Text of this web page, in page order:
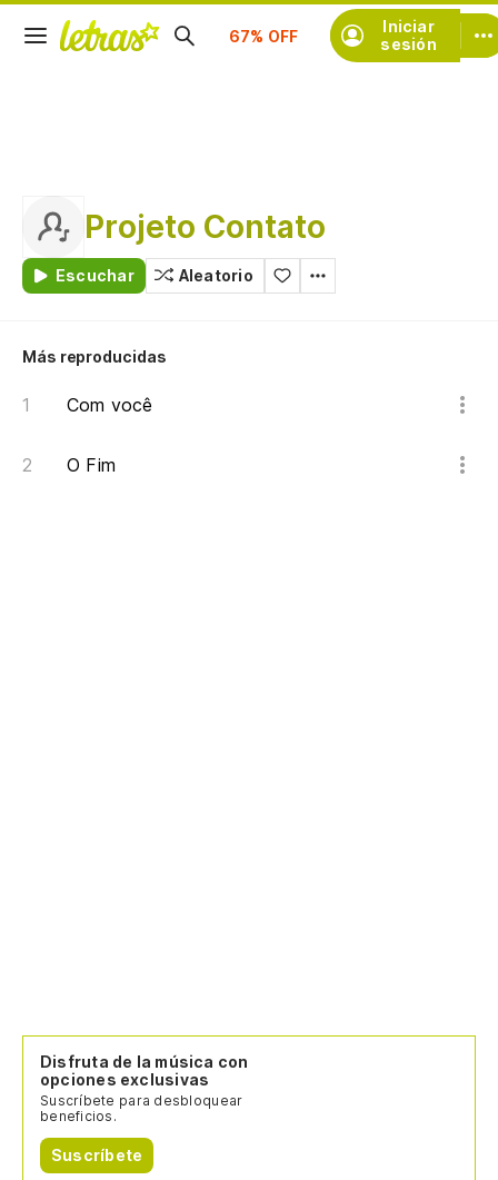
Iniciar
sesión
Suscríbete
Projeto Contato
Escuchar Aleatorio
Más reproducidas
Com você
O Fim
Disfruta de la música con
opciones exclusivas
Suscríbete para desbloquear
beneficios.
Suscríbete